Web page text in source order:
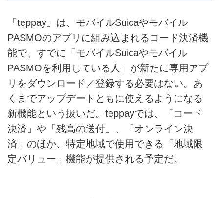
「teppay」は、モバイルSuicaやモバイル
PASMOのアプリに組み込まれるコード決済機
能で、すでに「モバイルSuicaやモバイル
PASMOを利用している人」が新たに専用アプ
リをダウンロード／登録する必要はない。あ
くまでアップデートともに使えるようになる
新機能という扱いだ。teppayでは、「コード
決済」や「残高の送付」、「オンライン決
済」のほか、特定地域で使用できる「地域限
定バリュー」機能が提供される予定だ。